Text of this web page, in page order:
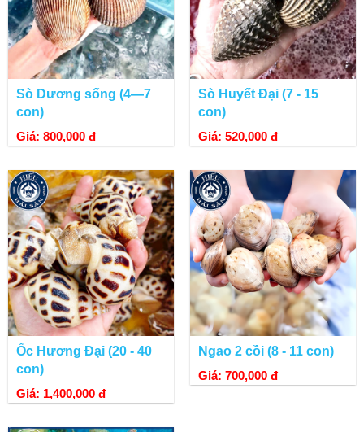
Sò Dương sống (4—7
con)
Giá: 800,000 đ
Sò Huyết Đại (7 - 15
con)
Giá: 520,000 đ
Ốc Hương Đại (20 - 40
con)
Giá: 1,400,000 đ
Ngao 2 cồi (8 - 11 con)
Giá: 700,000 đ